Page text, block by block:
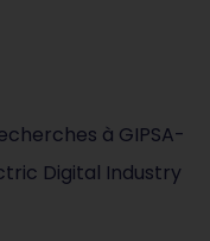
à GIPSA-
Digital Industry